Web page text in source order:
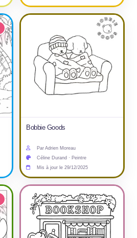
Bobbie Goods
Par Adrien Moreau
Céline Durand · Peintre
Mis à jour le 29/12/2025